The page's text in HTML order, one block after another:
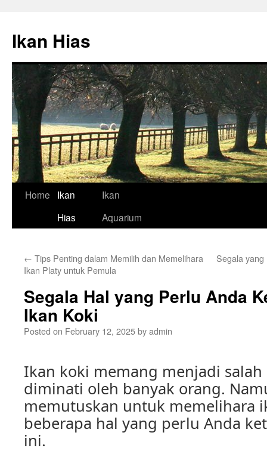
content
Ikan Hias
Home
Ikan
Hias
Ikan
Aquarium
← Tips Penting dalam Memilih dan Memelihara
Ikan Platy untuk Pemula
Segala
Segala Hal yang Perlu Anda
Ikan Koki
Posted on February 12, 2025byadmin
Ikan koki memang menjadi
diminati oleh banyak orang.
memutuskan untuk memelihara
beberapa hal yang perlu Anda
ini.